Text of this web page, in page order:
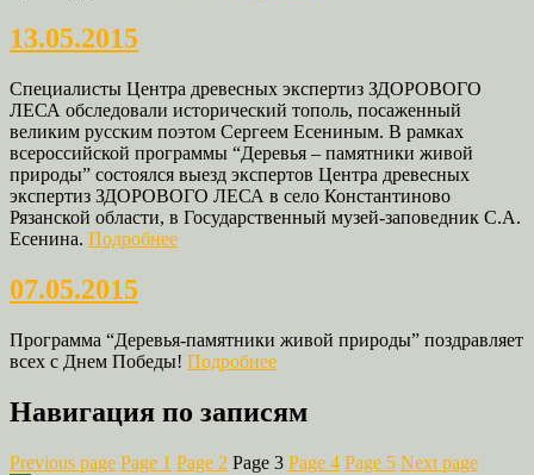
13.05.2015
Специалисты Центра древесных экспертиз ЗДОРОВОГО
ЛЕСА обследовали исторический тополь, посаженный
великим русским поэтом Сергеем Есениным. В рамках
всероссийской программы “Деревья – памятники живой
природы” состоялся выезд экспертов Центра древесных
экспертиз ЗДОРОВОГО ЛЕСА в село Константиново
Рязанской области, в Государственный музей-заповедник С.А.
Есенина. Подробнее
07.05.2015
Программа “Деревья-памятники живой природы” поздравляет
всех с Днем Победы! Подробнее
Навигация по записям
Previous page Page 1 Page 2 Page 3 Page 4 Page 5 Next page